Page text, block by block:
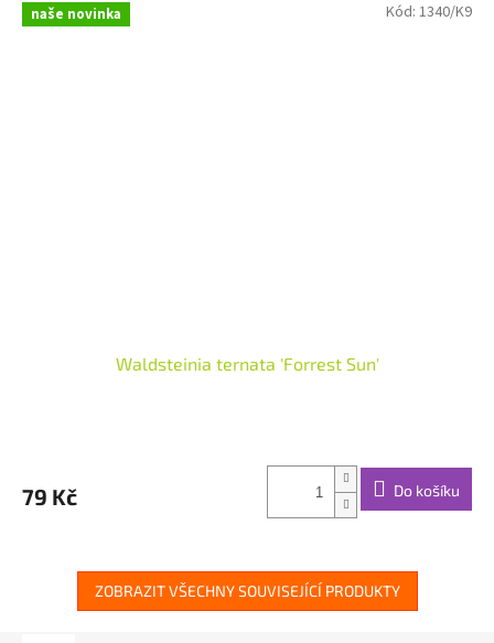
naše novinka
Waldsteinia ternata 'Forrest Sun'
79 Kč Do košíku
Kód: 1340/K9
ZOBRAZIT VŠECHNY SOUVISEJÍCÍ PRODUKTY